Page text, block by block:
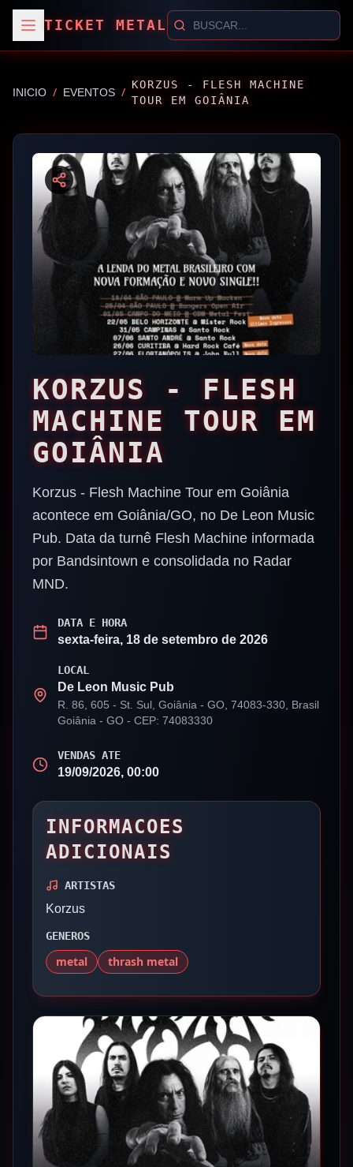
TICKET METAL
INICIO / EVENTOS / KORZUS - FLESH MACHINE
TOUR EM GOIÂNIA
KORZUS - FLESH
MACHINE TOUR EM
GOIÂNIA
Korzus - Flesh Machine Tour em Goiânia
acontece em Goiânia/GO, no De Leon Music
Pub. Data da turnê Flesh Machine informada
por Bandsintown e consolidada no Radar
MND.
DATA E HORA
sexta-feira, 18 de setembro de 2026
LOCAL
De Leon Music Pub
R. 86, 605 - St. Sul, Goiânia - GO, 74083-330, Brasil
Goiânia - GO - CEP: 74083330
VENDAS ATE
19/09/2026, 00:00
INFORMACOES
ADICIONAIS
ARTISTAS
Korzus
GENEROS
metal thrash metal